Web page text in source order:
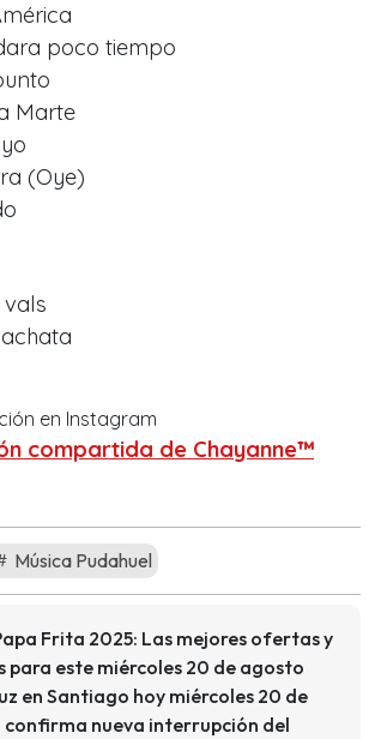
poco tiempo
Marte
(Oye)
en Instagram
compartida de Chayanne™
Música Pudahuel
Frita 2025: Las mejores ofertas y
para este miércoles 20 de agosto
en Santiago hoy miércoles 20 de
confirma nueva interrupción del